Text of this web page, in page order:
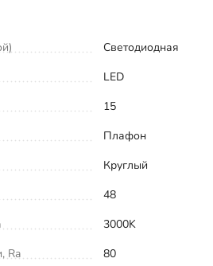
Светодиодная
LED
15
Плафон
Круглый
48
3000K
Ra
80